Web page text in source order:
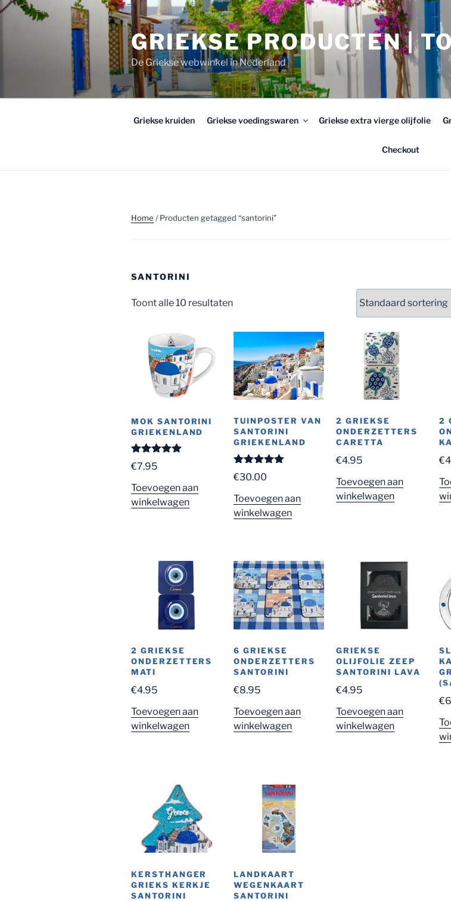
Ga
GRIEKSE PRODUCTEN |
De Griekse webwinkel in Nederland
Griekse kruiden Griekse voedingswaren Griekse extra vierge olijfolie
Checkout
Home / Producten getagged “santorini”
SANTORINI
Toont alle 10 resultaten
MOK SANTORINI
GRIEKENLAND
Gewaardeerd
5.00uit 5
€7.95
Toevoegen aan
winkelwagen
TUINPOSTER VAN
SANTORINI
GRIEKENLAND
Gewaardeerd
5.00uit 5
€30.00
Toevoegen aan
winkelwagen
2 GRIEKSE
ONDERZETTERS
CARETTA
€4.95
Toevoegen aan
winkelwagen
2
€
2 GRIEKSE
ONDERZETTERS
MATI
€4.95
Toevoegen aan
winkelwagen
6 GRIEKSE
ONDERZETTERS
SANTORINI
€8.95
Toevoegen aan
winkelwagen
GRIEKSE
OLIJFOLIE ZEEP
SANTORINI LAVA
€4.95
Toevoegen aan
winkelwagen
€
KERSTHANGER
GRIEKS KERKJE
SANTORINI
LANDKAART
WEGENKAART
SANTORINI